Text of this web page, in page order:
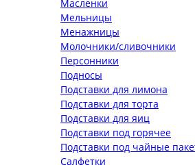
Масленки
Мельницы
Менажницы
Молочники/сливочники
Персонники
Подносы
Подставки для лимона
Подставки для торта
Подставки для яиц
Подставки под горячее
Подставки под чайные
Салфетки